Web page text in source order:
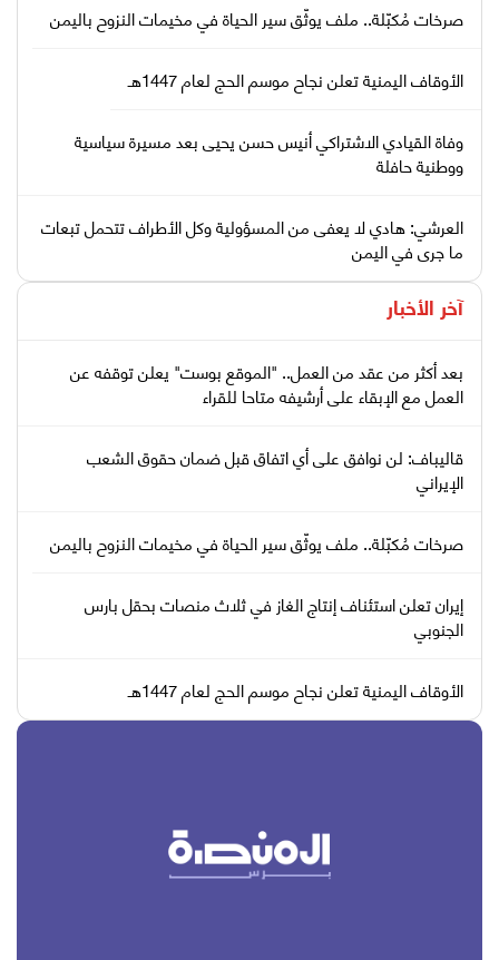
صرخات مُكبّلة.. ملف يوثّق سير الحياة في مخيمات النزوح باليمن
الأوقاف اليمنية تعلن نجاح موسم الحج لعام 1447هـ
وفاة القيادي الاشتراكي أنيس حسن يحيى بعد مسيرة سياسية
ووطنية حافلة
العرشي: هادي لا يعفى من المسؤولية وكل الأطراف تتحمل تبعات
ما جرى في اليمن
آخر الأخبار
بعد أكثر من عقد من العمل.. "الموقع بوست" يعلن توقفه عن
العمل مع الإبقاء على أرشيفه متاحا للقراء
قاليباف: لن نوافق على أي اتفاق قبل ضمان حقوق الشعب
الإيراني
صرخات مُكبّلة.. ملف يوثّق سير الحياة في مخيمات النزوح باليمن
إيران تعلن استئناف إنتاج الغاز في ثلاث منصات بحقل بارس
الجنوبي
الأوقاف اليمنية تعلن نجاح موسم الحج لعام 1447هـ